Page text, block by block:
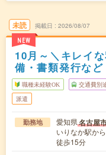
未読
NEW
掲載日 2026/08/07
10月～＼キレイ
備・書類発行など
職種未経験OK 交通費別
派遣
勤務地 愛知県名古屋
いりなか駅か
徒歩15分